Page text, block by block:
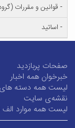
- قوانین و مقررات
- اساتید
صفحات پربازدید
خبرخوان همه اخبار
لیست همه دسته های
نقشه‌ی سایت
لیست همه موارد